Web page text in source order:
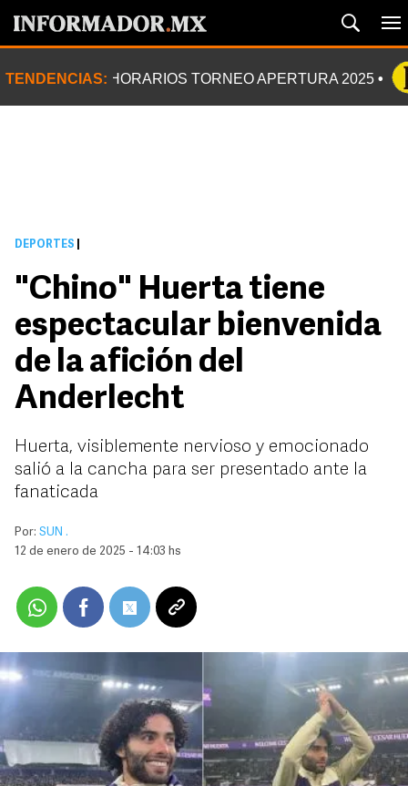
TENDENCIAS: HORARIOS TORNEO APERTURA 2025
DEPORTES
"Chino" Huerta tiene
espectacular bienvenida
de la afición del
Anderlecht
Huerta, visiblemente nervioso y emocionado
salió a la cancha para ser presentado ante la
fanaticada
Por: SUN .
12 de enero de 2025 - 14:03 hs